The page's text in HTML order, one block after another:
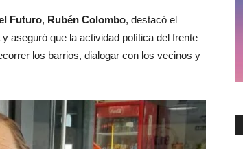
Futuro, Rubén Colombo, destacó el
y aseguró que la actividad política del frente
los barrios, dialogar con los vecinos y